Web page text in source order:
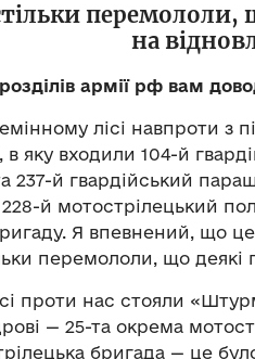
перемололи,
на
армії рф вам
лісі навпроти з
в яку входили 104-й
237-й гвардійський
й мотострілецький
Я впевнений, що
перемололи, що деякі
проти нас стояли
— 25-та окрема
бригада — це